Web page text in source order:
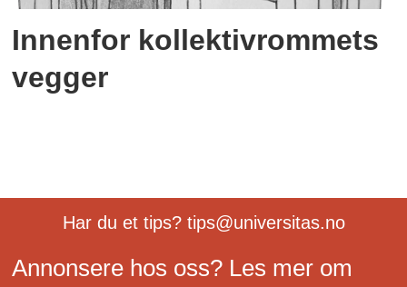
Innenfor kollektivrommets
vegger
Har du et tips? tips@universitas.no
Annonsere hos oss? Les mer om